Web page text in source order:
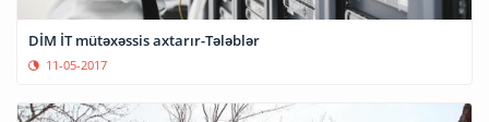
DİM İT mütəxəssis axtarır-Tələblər
11-05-2017